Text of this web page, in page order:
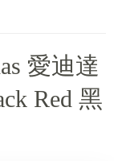
愛迪達
Red 黑